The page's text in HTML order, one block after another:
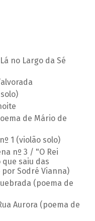
no Largo da Sé
de Mário de
1 (violão solo)
nº 3 / "O Rei
saiu das
Sodré Vianna)
(poema de
Aurora (poema de